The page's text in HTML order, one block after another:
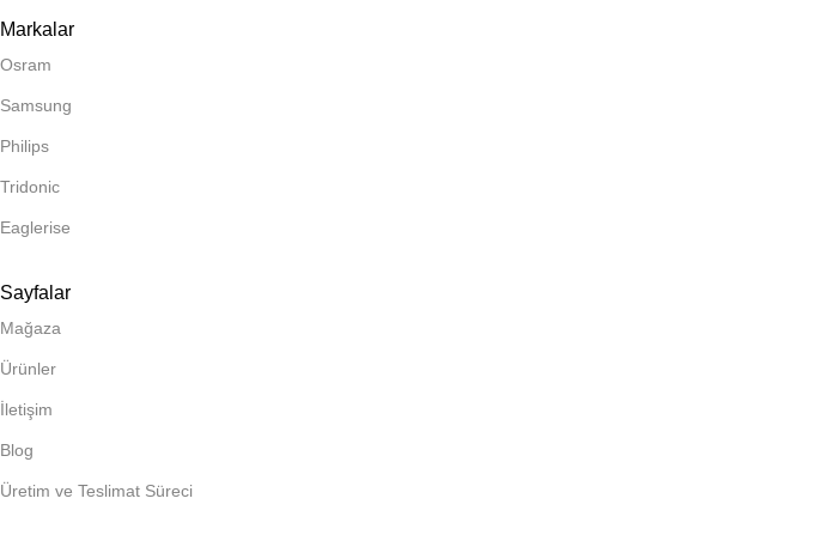
Markalar
Osram
Samsung
Philips
Tridonic
Eaglerise
Sayfalar
Mağaza
Ürünler
İletişim
Blog
Üretim ve Teslimat Süreci